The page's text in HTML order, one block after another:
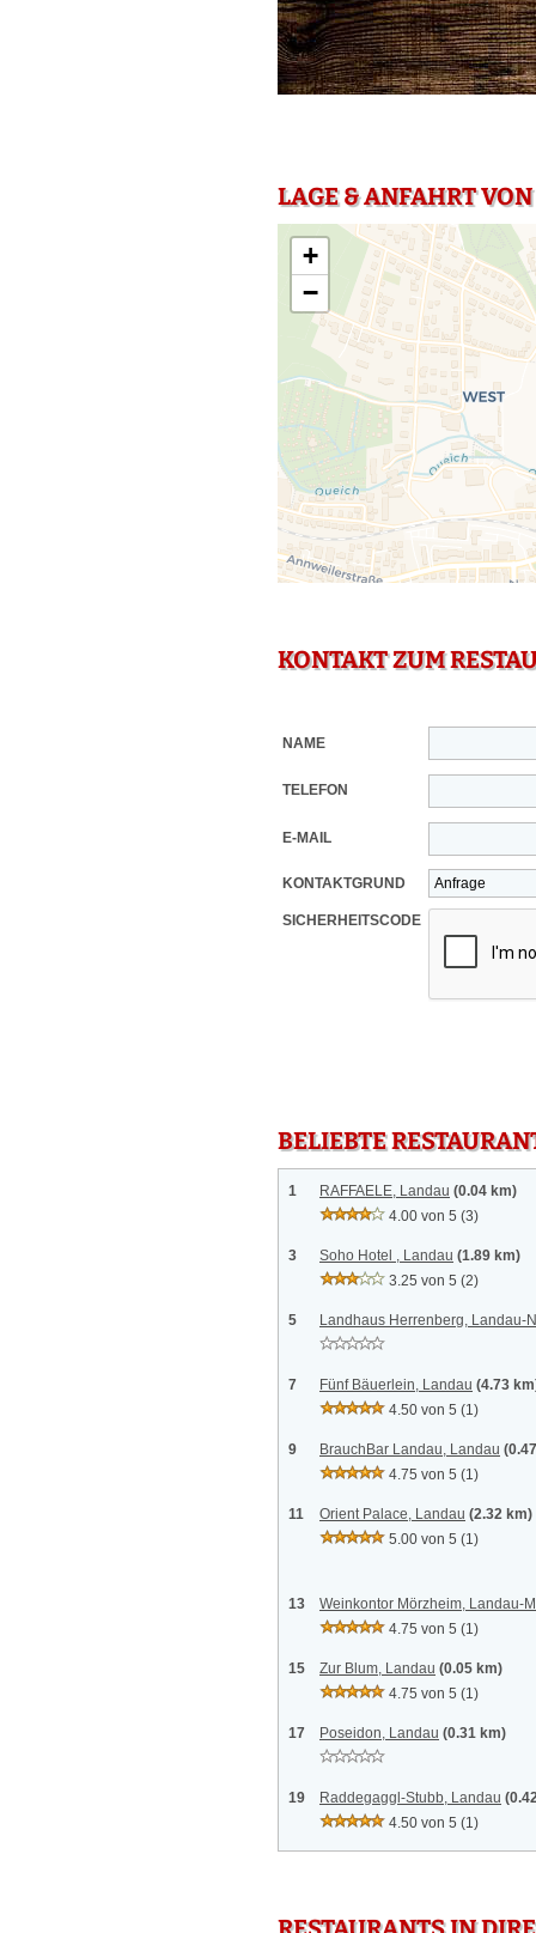
LAGE & ANFAHRT
+
−
KONTAKT ZUM
NAME
TELEFON
E-MAIL
KONTAKTGRUND
SICHERHEITSCODE
BELIEBTE
1 RAFFAELE, Landau (0.04 km)
4.00 von 5 (3)
3 Soho Hotel , Landau (1.89 km)
3.25 von 5 (2)
5 Landhaus Herrenberg, Landau-
7 Fünf Bäuerlein, Landau (4.73
4.50 von 5 (1)
9 BrauchBar Landau, Landau
4.75 von 5 (1)
11 Orient Palace, Landau (2.32 km)
5.00 von 5 (1)
13
Weinkontor Mörzheim, Landau-
4.75 von 5 (1)
15 Zur Blum, Landau (0.05 km)
4.75 von 5 (1)
17 Poseidon, Landau (0.31 km)
19 Raddegaggl-Stubb, Landau
4.50 von 5 (1)